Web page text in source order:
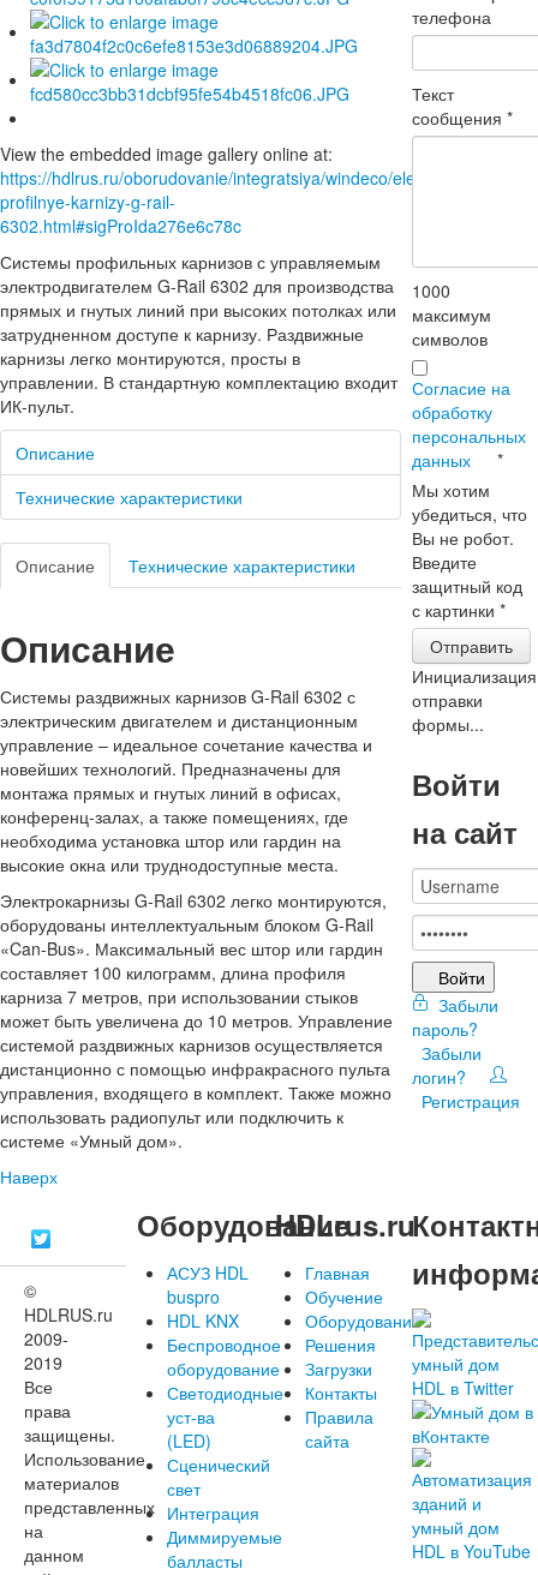
View the embedded image gallery online at:
https://hdlrus.ru/oborudovanie/integratsiya/windeco/
profilnye-karnizy-g-rail-
6302.html#sigProIda276e6c78c
Системы профильных карнизов с управляемым
электродвигателем G-Rail 6302 для производства
прямых и гнутых линий при высоких потолках или
затрудненном доступе к карнизу. Раздвижные
карнизы легко монтируются, просты в
управлении. В стандартную комплектацию входит
ИК-пульт.
Описание
Технические характеристики
Описание Технические характеристики
Описание
Системы раздвижных карнизов G-Rail 6302 с
электрическим двигателем и дистанционным
управление – идеальное сочетание качества и
новейших технологий. Предназначены для
монтажа прямых и гнутых линий в офисах,
конференц-залах, а также помещениях, где
необходима установка штор или гардин на
высокие окна или труднодоступные места.
Электрокарнизы G-Rail 6302 легко монтируются,
оборудованы интеллектуальным блоком G-Rail
«Can-Bus». Максимальный вес штор или гардин
составляет 100 килограмм, длина профиля
карниза 7 метров, при использовании стыков
может быть увеличена до 10 метров. Управление
системой раздвижных карнизов осуществляется
дистанционно с помощью инфракрасного пульта
управления, входящего в комплект. Также можно
использовать радиопульт или подключить к
системе «Умный дом».
Наверх
телефона
Текст
сообщения*
1000
максимум
символов
Согласие на
обработку
персональных
данных
*
Мы хотим
убедиться, что
Вы не робот.
Введите
защитный код
с картинки*
Отправить
Инициализация
отправки
формы...
Войти
на сайт
Войти
Забыли
пароль?
Забыли
логин?
Регистрация
©
HDLRUS.ru
2009-
2019
Все
права
защищены.
Использование
материалов
представленных
на
данном
Оборудование
АСУЗ HDL
buspro
HDL KNX
Беспроводное
оборудование
Светодиодные
уст-ва
(LED)
Сценический
свет
Интеграция
Диммируемые
балласты
HDLrus.ru
Главная
Обучение
Оборудование
Решения
Загрузки
Контакты
Правила
сайта